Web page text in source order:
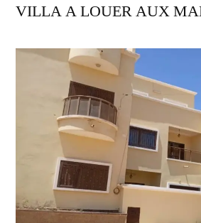
VILLA A LOUER AUX